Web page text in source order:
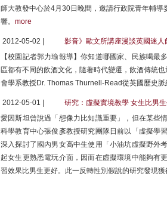
師大教發中心於4月30日晚間，邀請行政院青年輔導
響。 more
2012-05-02 |
影音》歐文所講座漫談英國迷人
【校園記者郭力瑜報導】你知道哪國家、民族喝最
區都有不同的飲酒文化，隨著時代變遷，飲酒傳統
會學系教授Dr. Thomas Thurnell-Read從英國歷史脈
2012-05-01 |
研究：虛擬實境教學 女生比男
愛因斯坦曾說過「想像力比知識重要」，但在某些
科學教育中心張俊彥教授研究團隊日前以「虛擬學
深入探討了國內男女高中生使用「小油坑虛擬野外
起女生更熟悉電玩介面，因而在虛擬環境中能夠有
習效果比男生更好。此一反轉性別假說的研究發現獲